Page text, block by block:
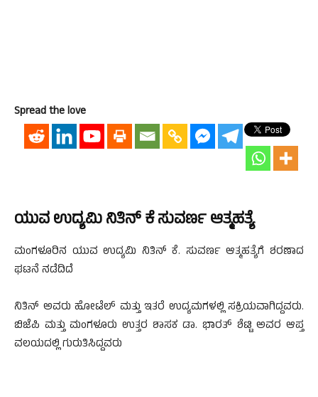
Spread the love
ಯುವ ಉದ್ಯಮಿ ನಿತಿನ್ ಕೆ ಸುವರ್ಣ ಆತ್ಮಹತ್ಯೆ
ಮಂಗಳೂರಿನ ಯುವ ಉದ್ಯಮಿ ನಿತಿನ್ ಕೆ. ಸುವರ್ಣ ಆತ್ಮಹತ್ಯೆಗೆ ಶರಣಾದ
ಘಟನೆ ನಡೆದಿದೆ
ನಿತಿನ್ ಅವರು ಹೋಟೆಲ್ ಮತ್ತು ಇತರೆ ಉದ್ಯಮಗಳಲ್ಲಿ ಸಕ್ರಿಯವಾಗಿದ್ದವರು.
ಬಿಜೆಪಿ ಮತ್ತು ಮಂಗಳೂರು ಉತ್ತರ ಶಾಸಕ ಡಾ. ಭಾರತ್ ಶೆಟ್ಟಿ ಅವರ ಆಪ್ತ
ವಲಯದಲ್ಲಿ ಗುರುತಿಸಿದ್ದವರು